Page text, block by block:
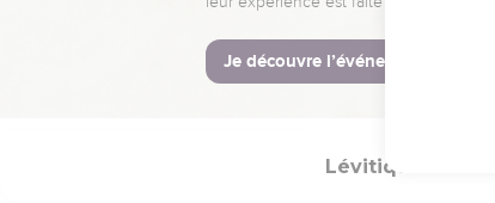
nations pour être
46 Telles sont les
Lévitique